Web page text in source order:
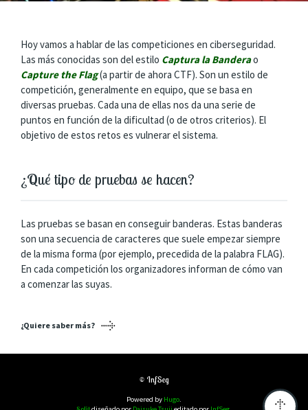
Hoy vamos a hablar de las competiciones en ciberseguridad.
Las más conocidas son del estilo Captura la Banderao
Capture the Flag(a partir de ahora CTF). Son un estilo de
competición, generalmente en equipo, que se basa en
diversas pruebas. Cada una de ellas nos da una serie de
puntos en función de la dificultad (o de otros criterios). El
objetivo de estos retos es vulnerar el sistema.
¿Qué tipo de pruebas se hacen?
Las pruebas se basan en conseguir banderas. Estas banderas
son una secuencia de caracteres que suele empezar siempre
de la misma forma (por ejemplo, precedida de la palabra FLAG).
En cada competición los organizadores informan de cómo van
a comenzar las suyas.
¿Quiere saber más?
© InfSeg
Powered by Hugo.